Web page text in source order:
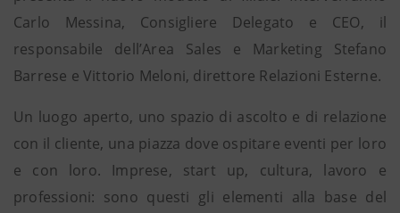
Carlo Messina, Consigliere Delegato e CEO, il
responsabile dell’Area Sales e Marketing Stefano
Barrese e Vittorio Meloni, direttore Relazioni Esterne.
Un luogo aperto, uno spazio di ascolto e di relazione
con il cliente, una piazza dove ospitare eventi per loro
e con loro. Imprese, start up, cultura, lavoro e
professioni: sono questi gli elementi alla base del